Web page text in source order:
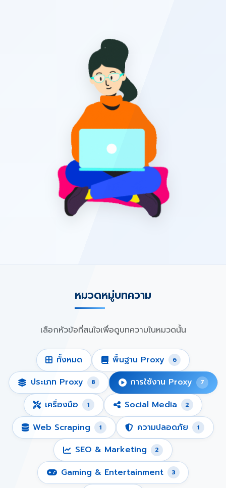
หมวดหมู่บทความ
เลือกหัวข้อที่สนใจเพื่อดูบทความในหมวดนั้น
ทั้งหมด พื้นฐาน Proxy 6
ประเภท Proxy 8 การใช้งาน Proxy 7
เครื่องมือ 1 Social Media 2
Web Scraping 1 ความปลอดภัย 1
SEO & Marketing 2
Gaming & Entertainment 3